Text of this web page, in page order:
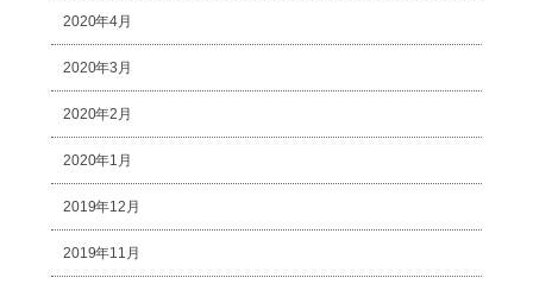
2020年4月
2020年3月
2020年2月
2020年1月
2019年12月
2019年11月